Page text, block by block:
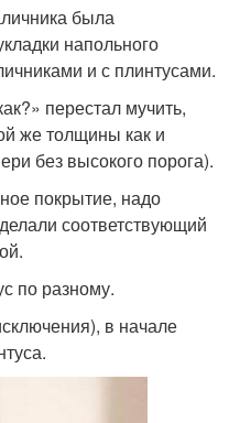
была
напольного
и с плинтусами.
перестал мучить,
же толщины как и
без высокого порога).
покрытие, надо
соответствующий
по разному.
в начале